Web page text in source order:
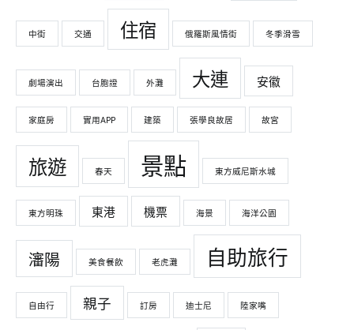
中街 交通 住宿 俄羅斯風情街 冬季滑雪
劇場演出 台胞證 外灘 大連 安徽
家庭房 實用APP 建築 張學良故居 故宮
旅遊 春天 景點 東方威尼斯水城
東方明珠 東港 機票 海景 海洋公園
瀋陽 美食餐飲 老虎灘 自助旅行
自由行 親子 訂房 迪士尼 陸家嘴